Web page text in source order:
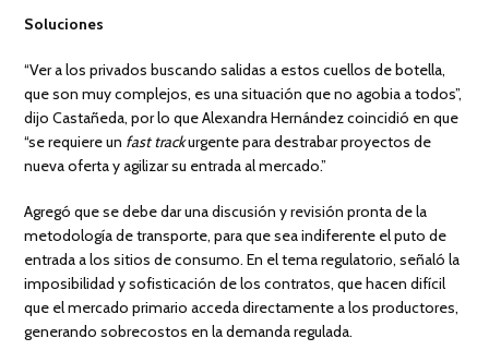
Soluciones
“Ver a los privados buscando salidas a estos cuellos de botella,
que son muy complejos, es una situación que no agobia a todos”,
dijo Castañeda, por lo que Alexandra Hernández coincidió en que
“se requiere un fast trackurgente para destrabar proyectos de
nueva oferta y agilizar su entrada al mercado.”
Agregó que se debe dar una discusión y revisión pronta de la
metodología de transporte, para que sea indiferente el puto de
entrada a los sitios de consumo. En el tema regulatorio, señaló la
imposibilidad y sofisticación de los contratos, que hacen difícil
que el mercado primario acceda directamente a los productores,
generando sobrecostos en la demanda regulada.